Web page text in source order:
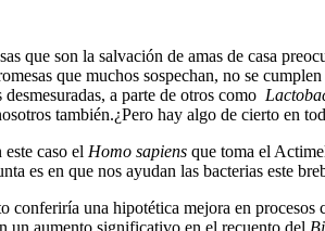
que son la salvación de amas de casa
que muchos sospechan, no se
a parte de otros como
también.¿Pero hay algo de cierto en
caso el Homo sapiens que toma el
es en que nos ayudan las bacterias este
una hipotética mejora en